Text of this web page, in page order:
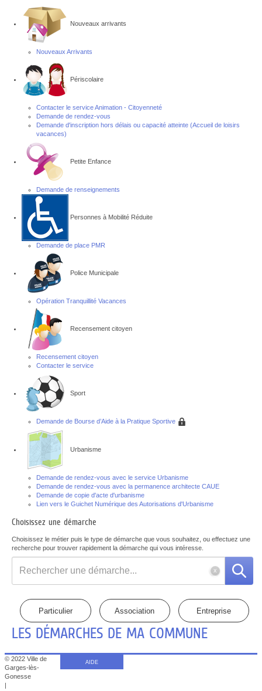
Nouveaux arrivants
Nouveaux Arrivants
Périscolaire
Contacter le service Animation - Citoyenneté
Demande de rendez-vous
Demande d'inscription hors délais ou capacité atteinte (Accueil de loisirs
vacances)
Petite Enfance
Demande de renseignements
Personnes à Mobilité Réduite
Demande de place PMR
Police Municipale
Opération Tranquillité Vacances
Recensement citoyen
Recensement citoyen
Contacter le service
Sport
Demande de Bourse d’Aide à la Pratique Sportive
Urbanisme
Demande de rendez-vous avec le service Urbanisme
Demande de rendez-vous avec la permanence architecte CAUE
Demande de copie d'acte d'urbanisme
Lien vers le Guichet Numérique des Autorisations d'Urbanisme
Choisissez une démarche
Choisissez le métier puis le type de démarche que vous souhaitez, ou effectuez une
recherche pour trouver rapidement la démarche qui vous intéresse.
Rechercher
une
LES DÉMARCHES DE MA COMMUNE
© 2022 Ville de
Garges-lès-
Gonesse
|
AIDE